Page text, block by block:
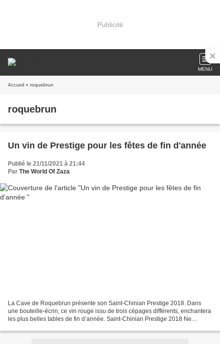
Publicité
MENU
Accueil » roquebrun
roquebrun
Un vin de Prestige pour les fêtes de fin d'année
Publié le 21/11/2021 à 21:44
Par The World Of Zaza
La Cave de Roquebrun présente son Saint-Chinian Prestige 2018. Dans
une bouteille-écrin, ce vin rouge issu de trois cépages différents, enchantera
les plus belles tables de fin d’année. Saint-Chinian Prestige 2018 Ne